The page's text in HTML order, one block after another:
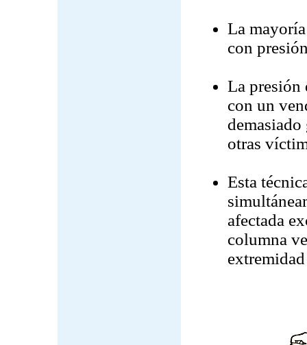
La
con
La presión
con un
demasiado
otras
Esta
afectada
columna